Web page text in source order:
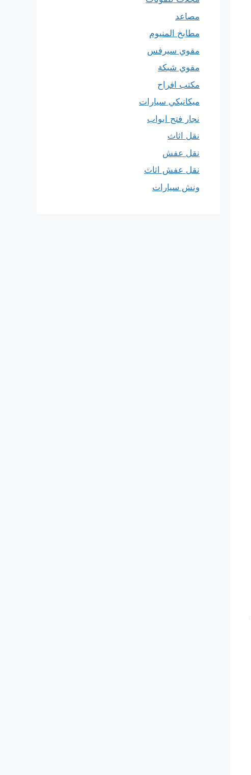
مصاعد
مطابخ المنيوم
مقوي سيرفس
مقوي شبكة
مكتب افراح
ميكانيكي سيارات
نجار فتح ابواب
نقل اثاث
نقل عفش
نقل عفش اثاث
ونش سيارات